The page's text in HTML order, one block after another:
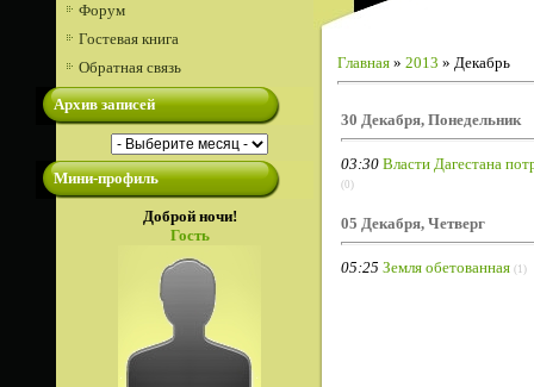
Форум
Гостевая книга
Обратная связь
Архив записей
Мини-профиль
Доброй ночи!
Гость
Главная » 2013 » Декабрь
30 Декабря, Понедельник
03:30 Власти Дагестана
(0)
05 Декабря, Четверг
05:25 Земля обетованная (1)